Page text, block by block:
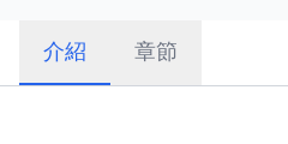
介紹 章節